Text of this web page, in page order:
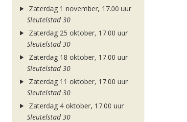
Zaterdag 1 november, 17.00 uur
Sleutelstad 30
Zaterdag 25 oktober, 17.00 uur
Sleutelstad 30
Zaterdag 18 oktober, 17.00 uur
Sleutelstad 30
Zaterdag 11 oktober, 17.00 uur
Sleutelstad 30
Zaterdag 4 oktober, 17.00 uur
Sleutelstad 30